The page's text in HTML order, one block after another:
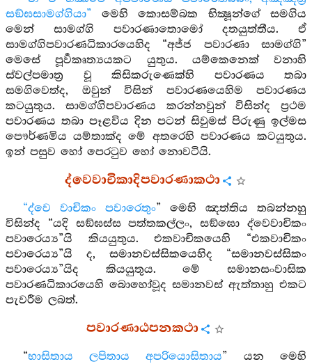
සඞ්ඝසාමග්ගියා” මෙහි කොසම්බක භික්‍ෂූන්ගේ සමගිය
මෙන් සාමග්ගි පවාරණාතොමෝ දතයුත්තීය. ඒ
සාමග්ගිපවාරණධිකාරයෙහිද “අජ්ජ පවාරණා සාමග්ගි”
මෙසේ පූර්‍වකෘත්‍යයකට යුතුය. යම්කෙනෙක් වනාහි
ස්වල්පමාත්‍ර වූ කිසිකරුණෙක්හි පවාරණය තබා
සමගිවෙත්ද, ඔවුන් විසින් පවාරණයෙහිම පවාරණය
කටයුතුය. සාමග්ගිපවාරණය කරන්නවුන් විසින්ද ප්‍රථම
පවාරණය තබා පෑළවිය දින පටන් සිවුමස් පිරුණු ඉල්මස
පෞර්ණමිය යම්තාක්ද මේ අතරෙහි පවාරණය කටයුතුය.
ඉන් පසුව හෝ පෙරටුව හෝ නොවටියි.
ද්වෙවාචිකාදිපවාරණාකථා
“ද්වෙ වාචිකං පවාරෙතුං” මෙහි ඤත්තිය තබන්නහු
විසින්ද “යදි සඞ්ඝස්ස පත්තකල්ලං, සඞ්ඝො ද්වෙවාචිකං
පවාරෙය්‍ය”යි කියයුතුය. එකවාචිකයෙහි “එකවාචිකං
පවාරෙය්‍ය”යි ද, සමානවස්සිකයෙහිද “සමානවස්සිකං
පවාරෙය්‍ය”යිද කියයුතුය. මේ සමානසංවාසික
පවාරණධිකාරයෙහි බොහෝවූද සමානවස් ඇත්තාහු එකට
පැවරීම ලබත්.
පවාරණාඨපනකථා
“භාසිතාය ලපිතාය අපරියොසිතාය” යන මෙහි